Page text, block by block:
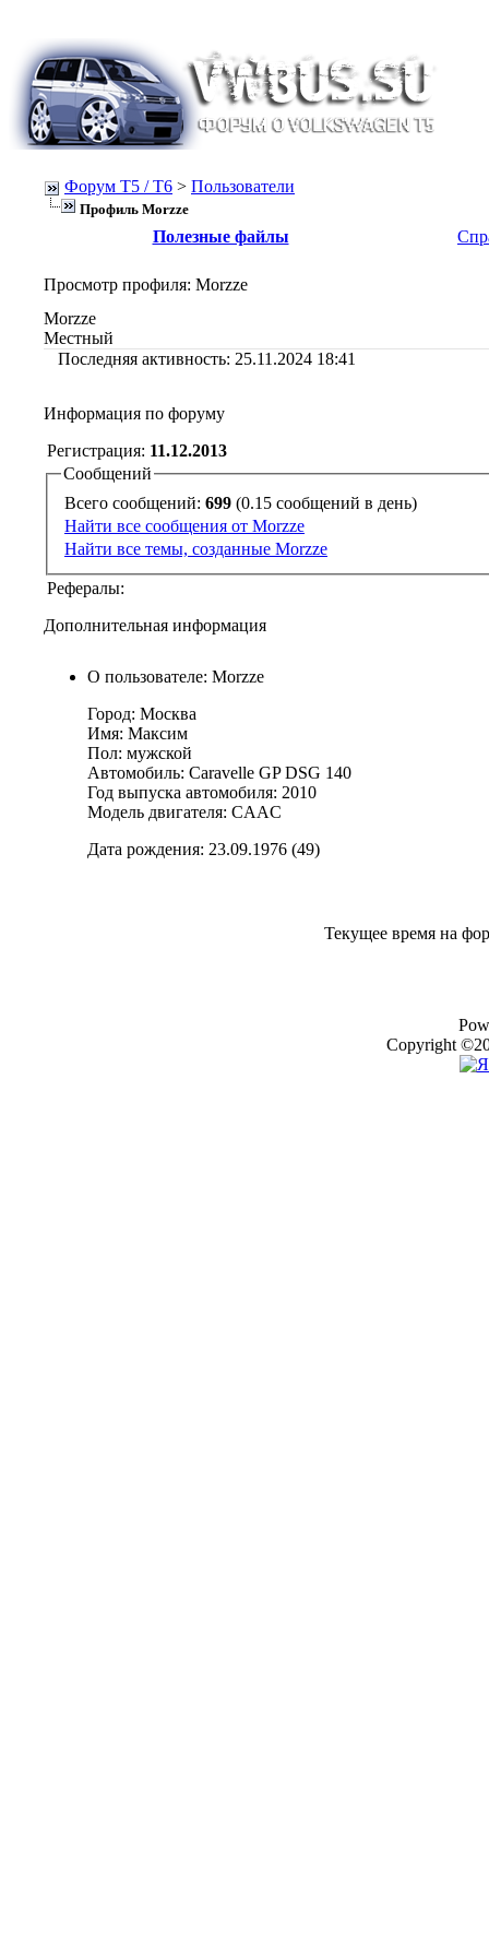
Форум Т5 / T6 > Пользователи
Профиль Morzze
Полезные файлы
Просмотр профиля: Morzze
Morzze
Местный
Последняя активность: 25.11.2024 18:41
Информация по форуму
Регистрация: 11.12.2013
Сообщений
Всего сообщений: 699
(0.15 сообщений в день)
Найти все сообщения от Morzze
Найти все темы, созданные Morzze
Рефералы:
Дополнительная информация
О пользователе: Morzze
Город: Москва
Имя: Максим
Пол: мужской
Автомобиль: Caravelle GP DSG 140
Год выпуска автомобиля: 2010
Модель двигателя: CAAC
Дата рождения: 23.09.1976 (49)
Текущее время на
Copyright